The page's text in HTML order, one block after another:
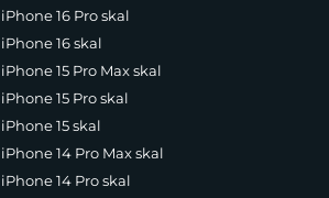
iPhone 16 Pro skal
iPhone 16 skal
iPhone 15 Pro Max skal
iPhone 15 Pro skal
iPhone 15 skal
iPhone 14 Pro Max skal
iPhone 14 Pro skal